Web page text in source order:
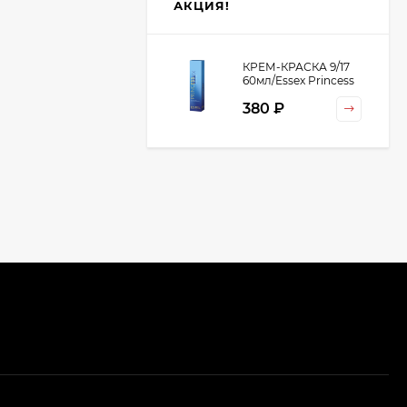
АКЦИЯ!
КРЕМ-КРАСКА 9/17
60мл/Essex Princess
380 ₽